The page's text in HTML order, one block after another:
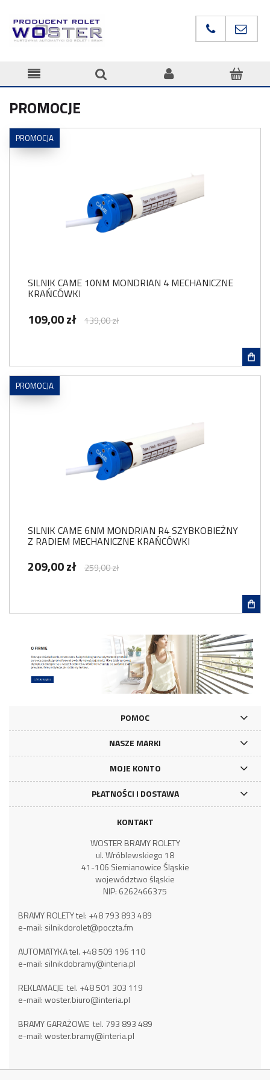
PROMOCJE
SILNIK CAME 10NM MONDRIAN 4 MECHANICZNE
KRAŃCÓWKI
109,00 zł 139,00 zł
PROMOCJA
SILNIK CAME 6NM MONDRIAN R4 SZYBKOBIEŻNY
Z RADIEM MECHANICZNE KRAŃCÓWKI
209,00 zł 259,00 zł
PROMOCJA
POMOC
NASZE MARKI
MOJE KONTO
PŁATNOŚCI I DOSTAWA
KONTAKT
WOSTER BRAMY ROLETY
ul. Wróblewskiego 18
41-106 Siemianowice Śląskie
województwo śląskie
NIP: 6262466375
BRAMY ROLETY tel: +48 793 893 489
e-mail: silnikdorolet@poczta.fm
AUTOMATYKA tel. +48 509 196 110
e-mail: silnikdobramy@interia.pl
REKLAMACJE tel. +48 501 303 119
e-mail:woster.biuro@interia.pl
BRAMY GARAŻOWE tel. 793 893 489
e-mail:woster.bramy@interia.pl